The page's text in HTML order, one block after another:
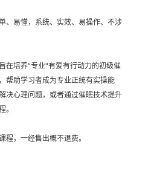
、易懂，系统、实效、易操作、不涉
在培养“专业"有爱有行动力的初级催
帮助学习者成为专业正统有实操能
决心理问题，或者通过催眠技术提升
。
程，一经售出概不退费。